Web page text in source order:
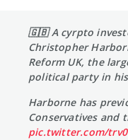
🇬🇧 A cyrpto
Christopher
Reform UK, the
political party in
Harborne has
Conservatives and
pic.twitter.com/